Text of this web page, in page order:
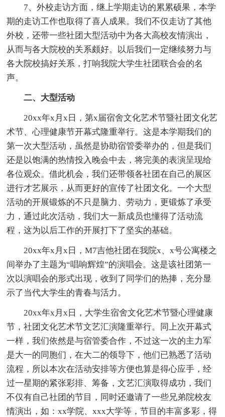
7、外校走访方面，继上学期走访的累累硕果，本学
期的走访工作也取得了喜人成果。我们不仅走访了其他
外校，还带一些社团大型活动中为各大高校友情演出，
从而与各大院校的关系颇好。以后我们一定继续努力与
各大院校搞好关系，打响我院大学生社团联合会的名
声。
二、大型活动
20xx年x月x日，第x届宿舍文化艺术节暨社团文化艺
术节、心理健康节开幕式隆重举行。这是本学期我们的
第一次大型活动，虽然是协助宿管委举办的，但是我们
还是以饱满的热情投入晚会中去，将完美的表演呈现给
各位观众。借此机会，我们还带领各社团在自己的展区
进行才艺展示，从而更好的宣传了社团文化。一个大型
活动的开展锻炼的不只是脑力、劳动力，更锻炼了承受
力，通过此次活动，我们大一新成员也懂得了活动流
程，这为以后工作的开展打下了坚实的基础。
20xx年x月x日，M7吉他社团在我院x、x号公寓楼之
间举办了主题为“唱响辉煌”的演唱会。这是该社团第一
次以演唱会的形式出现，收到了同学们的热捧，充分显
示了当代大学生的青春与活力。
20xx年x月x日，大学生宿舍文化艺术节暨心理健康
节，社团文化艺术节文艺汇演隆重举行。同上次开幕式
一样，我们依然是与宿管委合作，不过这一次的主力军
是大一的同胞们，在大二的领导下，他们已熟悉了活动
流程，所以本次在活动安排等方便也算是得心应手，经
过一星期的紧张彩排、筹备，文艺汇演取得成功，我们
不仅有自己社团的节目，同时还邀请了一些兄弟院校友
情演出，如：xx学院、xxx大学等，节目的丰富多彩，得